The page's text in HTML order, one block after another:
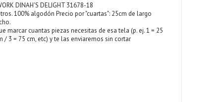
DINAH'S DELIGHT 31678-18
100% algodón Precio por "cuartas": 25cm de largo
marcar cuantas piezas necesitas de esa tela (p. ej. 1 = 25
/ 3 = 75 cm, etc) y te las enviaremos sin cortar